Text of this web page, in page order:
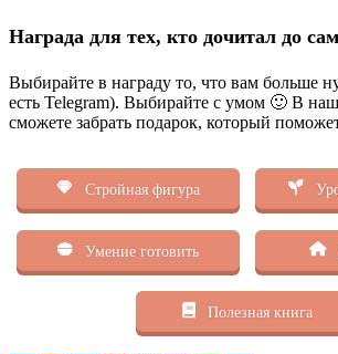
Награда для тех, кто дочитал до
Выбирайте в награду то, что вам больше
есть Telegram). Выбирайте с умом 🙂 В
сможете забрать подарок, который
Стройная фигура
Умение готовить
Полезная книга